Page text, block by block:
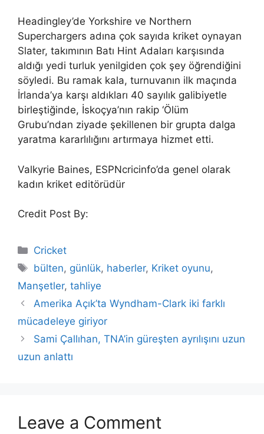
Headingley’de Yorkshire ve Northern
Superchargers adına çok sayıda kriket oynayan
Slater, takımının Batı Hint Adaları karşısında
aldığı yedi turluk yenilgiden çok şey öğrendiğini
söyledi. Bu ramak kala, turnuvanın ilk maçında
İrlanda’ya karşı aldıkları 40 sayılık galibiyetle
birleştiğinde, İskoçya’nın rakip ‘Ölüm
Grubu’ndan ziyade şekillenen bir grupta dalga
yaratma kararlılığını artırmaya hizmet etti.
Valkyrie Baines, ESPNcricinfo’da genel olarak
kadın kriket editörüdür
Credit Post By:
Categories
Cricket
Tags
bülten, günlük, haberler, Kriket oyunu,
Manşetler, tahliye
Amerika Açık’ta Wyndham-Clark iki farklı
mücadeleye giriyor
Sami Çallıhan, TNA’in güreşten ayrılışını uzun
uzun anlattı
Leave a Comment